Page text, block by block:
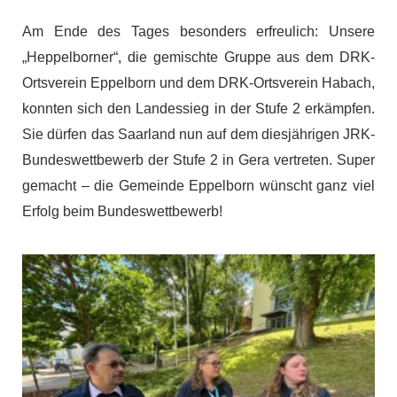
Am Ende des Tages besonders erfreulich: Unsere
„Heppelborner“, die gemischte Gruppe aus dem DRK-
Ortsverein Eppelborn und dem DRK-Ortsverein Habach,
konnten sich den Landessieg in der Stufe 2 erkämpfen.
Sie dürfen das Saarland nun auf dem diesjährigen JRK-
Bundeswettbewerb der Stufe 2 in Gera vertreten. Super
gemacht – die Gemeinde Eppelborn wünscht ganz viel
Erfolg beim Bundeswettbewerb!